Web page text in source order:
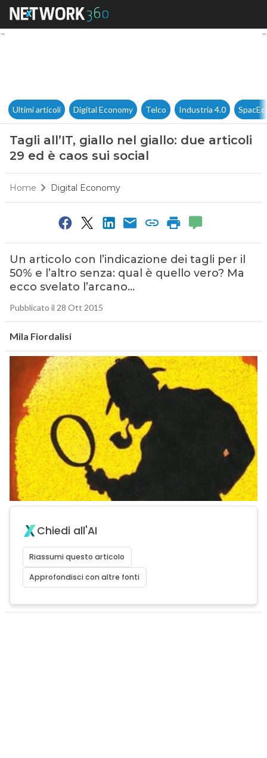
Tagli all’IT, giallo nel giallo:
Ultimi articoli Digital Economy Telco Industria 4.0
Tagli all’IT, giallo nel giallo: due articoli
29 ed è caos sui social
Home Digital Economy
Un articolo con l’indicazione dei tagli per il
50% e l’altro senza: qual è quello vero? Ma
ecco svelato l’arcano…
Pubblicato il 28 Ott 2015
Mila Fiordalisi
Chiedi all'AI
Riassumi questo articolo
Approfondisci con altre fonti